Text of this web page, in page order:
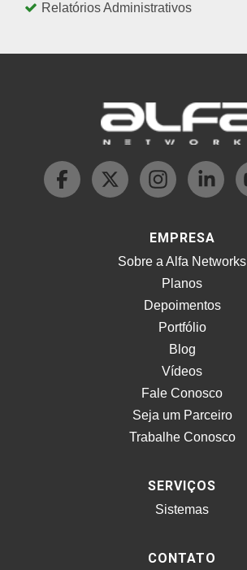
Relatórios Administrativos
EMPRESA
Sobre a Alfa Networks
Planos
Depoimentos
Portfólio
Blog
Vídeos
Fale Conosco
Seja um Parceiro
Trabalhe Conosco
SERVIÇOS
Sistemas
CONTATO